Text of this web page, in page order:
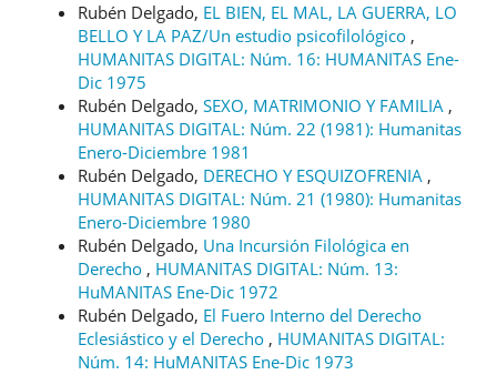
Rubén Delgado, EL BIEN, EL MAL, LA GUERRA, LO
BELLO Y LA PAZ/Un estudio psicofilológico ,
HUMANITAS DIGITAL: Núm. 16: HUMANITAS Ene-
Dic 1975
Rubén Delgado, SEXO, MATRIMONIO Y FAMILIA ,
HUMANITAS DIGITAL: Núm. 22 (1981): Humanitas
Enero-Diciembre 1981
Rubén Delgado, DERECHO Y ESQUIZOFRENIA ,
HUMANITAS DIGITAL: Núm. 21 (1980): Humanitas
Enero-Diciembre 1980
Rubén Delgado, Una Incursión Filológica en
Derecho , HUMANITAS DIGITAL: Núm. 13:
HuMANITAS Ene-Dic 1972
Rubén Delgado, El Fuero Interno del Derecho
Eclesiástico y el Derecho , HUMANITAS DIGITAL:
Núm. 14: HuMANITAS Ene-Dic 1973